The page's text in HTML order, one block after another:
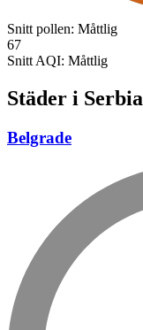
Snitt pollen: Måttlig
67
Snitt AQI: Måttlig
Städer i Serbia
Belgrade